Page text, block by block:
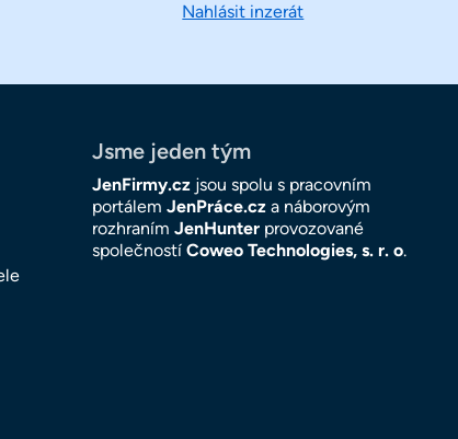
Nahlásit inzerát
Jsme jeden tým
JenFirmy.cz jsou spolu s pracovním
portálem JenPráce.cz a náborovým
rozhraním JenHunter provozované
společností Coweo Technologies, s. r. o.